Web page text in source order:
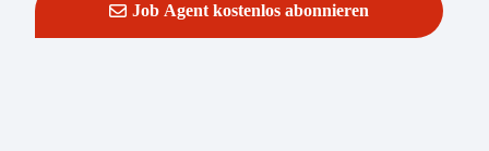
Job Agent kostenlos abonnieren